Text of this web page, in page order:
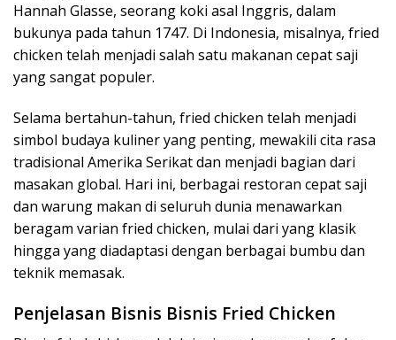
Hannah Glasse, seorang koki asal Inggris, dalam
bukunya pada tahun 1747. Di Indonesia, misalnya, fried
chicken telah menjadi salah satu makanan cepat saji
yang sangat populer.
Selama bertahun-tahun, fried chicken telah menjadi
simbol budaya kuliner yang penting, mewakili cita rasa
tradisional Amerika Serikat dan menjadi bagian dari
masakan global. Hari ini, berbagai restoran cepat saji
dan warung makan di seluruh dunia menawarkan
beragam varian fried chicken, mulai dari yang klasik
hingga yang diadaptasi dengan berbagai bumbu dan
teknik memasak.
Penjelasan Bisnis Bisnis Fried Chicken